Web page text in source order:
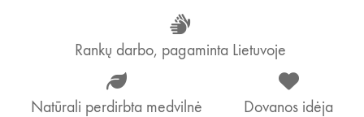
Rankų darbo, pagaminta Lietuvoje
Natūrali perdirbta medvilnė Dovanos idėja